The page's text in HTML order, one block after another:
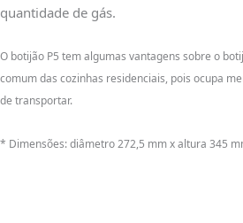
quantidade de gás.
O botijão P5 tem algumas vantagens sobre o
comum das cozinhas residenciais, pois ocupa
de transportar.
* Dimensões: diâmetro 272,5 mm x altura 345